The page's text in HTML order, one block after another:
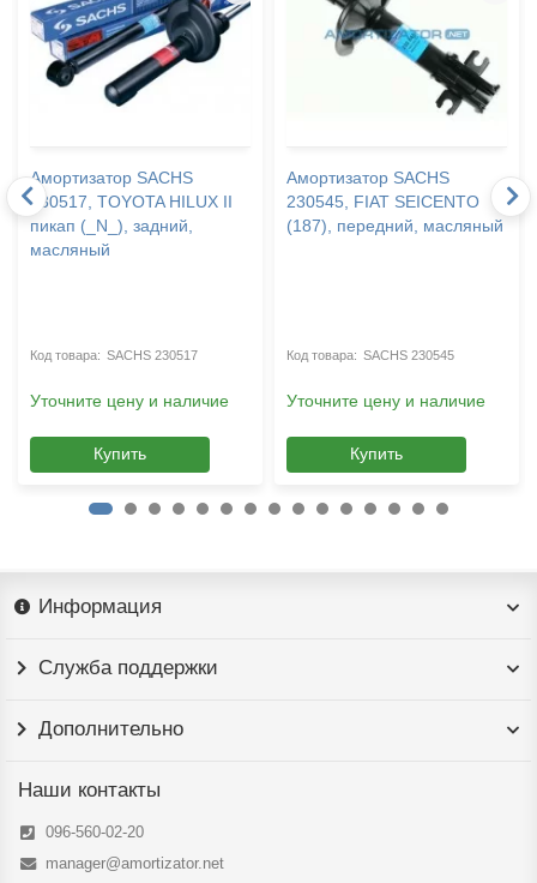
Амортизатор SACHS
230517, TOYOTA HILUX II
пикап (_N_), задний,
масляный
SACHS 230517
Уточните цену и наличие
Купить
Амортизатор SACHS
230545, FIAT SEICENTO
(187), передний, масляный
SACHS 230545
Уточните цену и наличие
Купить
Информация
Служба поддержки
Дополнительно
Наши контакты
096-560-02-20
manager@amortizator.net